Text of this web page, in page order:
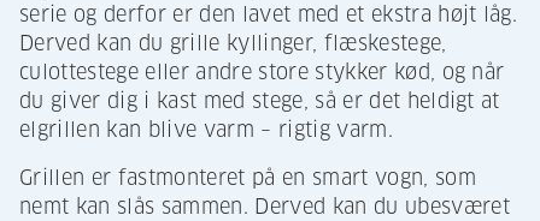
serie og derfor er den lavet med et ekstra højt låg.
Derved kan du grille kyllinger, flæskestege,
culottestege eller andre store stykker kød, og når
du giver dig i kast med stege, så er det heldigt at
elgrillen kan blive varm – rigtig varm.
Grillen er fastmonteret på en smart vogn, som
nemt kan slås sammen. Derved kan du ubesværet